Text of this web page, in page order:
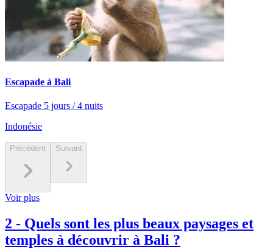
Escapade à Bali
Escapade 5 jours / 4 nuits
Indonésie
Précédent Suivant
Voir plus
2 - Quels sont les plus beaux paysages et
temples à découvrir à Bali ?